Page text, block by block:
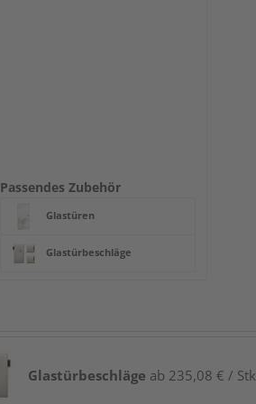
Passendes Zubehör
Glastüren
Glastürbeschläge
Glastürbeschläge ab 235,08 € /